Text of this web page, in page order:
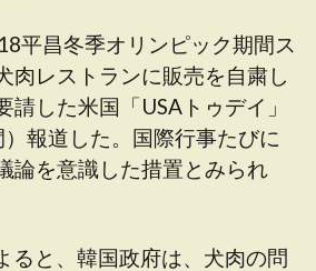
平昌冬季オリンピック期間ス
肉レストランに販売を自粛し
請した米国「USAトゥデイ」
報道した。国際行事たびに
論を意識した措置とみられ
ると、韓国政府は、犬肉の問